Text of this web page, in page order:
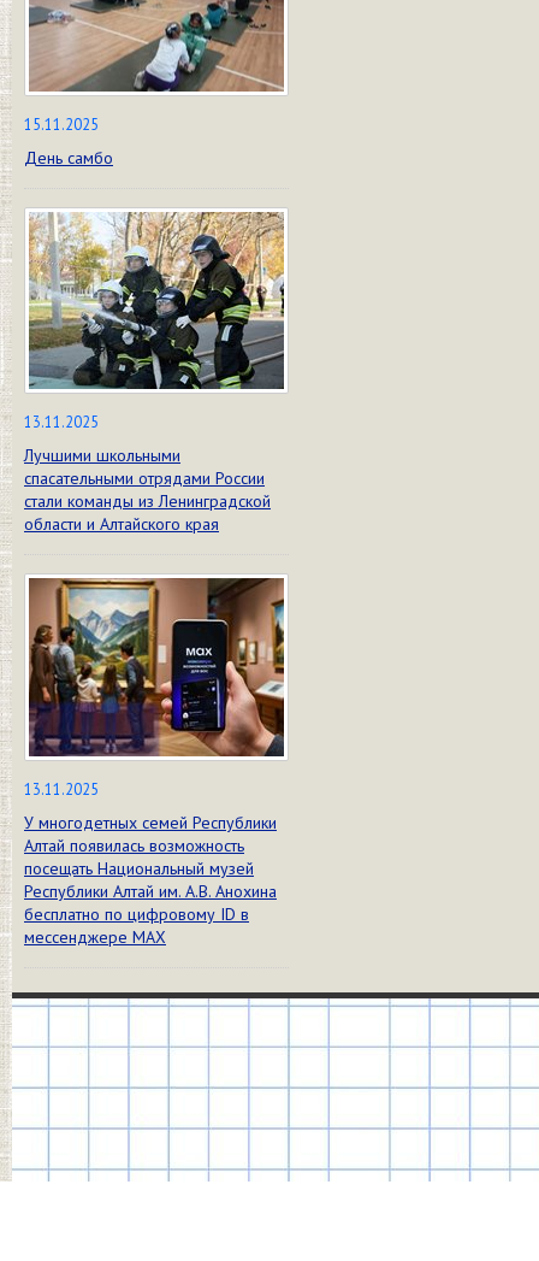
15.11.2025
День самбо
13.11.2025
Лучшими школьными
спасательными отрядами России
стали команды из Ленинградской
области и Алтайского края
13.11.2025
У многодетных семей Республики
Алтай появилась возможность
посещать Национальный музей
Республики Алтай им. А.В. Анохина
бесплатно по цифровому ID в
мессенджере МАХ